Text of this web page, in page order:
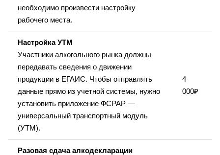
необходимо произвести настройку
рабочего места.
Настройка УТМ
Участники алкогольного рынка должны
передавать сведения о движении
продукции в ЕГАИС. Чтобы отправлять
данные прямо из учетной системы, нужно
установить приложение ФСРАР —
универсальный транспортный модуль
(УТМ).
4
000₽
Разовая сдача алкодекларации